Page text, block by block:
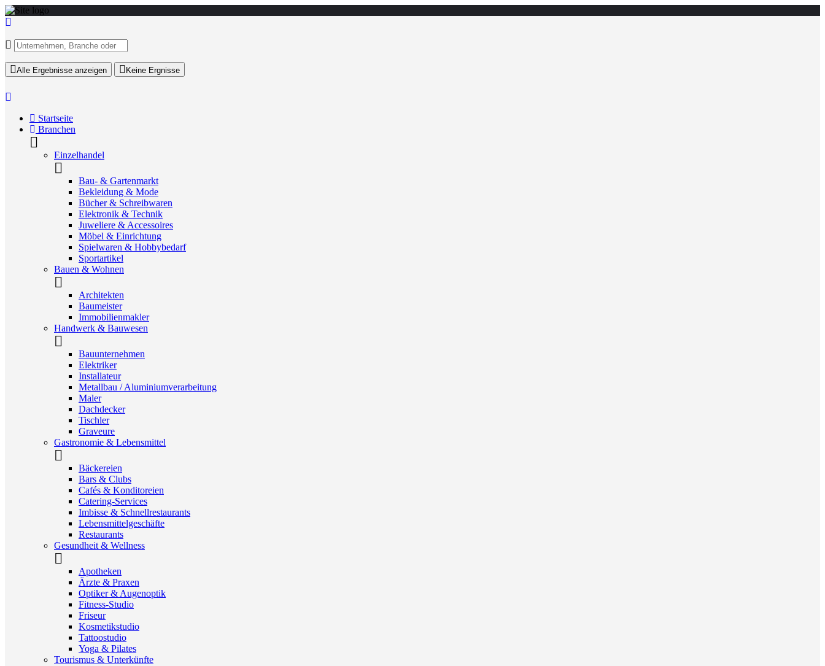
Alle Ergebnisse anzeigen Keine Ergnisse
Startseite
Branchen
Einzelhandel
Bau- & Gartenmarkt
Bekleidung & Mode
Bücher & Schreibwaren
Elektronik & Technik
Juweliere & Accessoires
Möbel & Einrichtung
Spielwaren & Hobbybedarf
Sportartikel
Bauen & Wohnen
Architekten
Baumeister
Immobilienmakler
Handwerk & Bauwesen
Bauunternehmen
Elektriker
Installateur
Metallbau / Aluminiumverarbeitung
Maler
Dachdecker
Tischler
Graveure
Gastronomie & Lebensmittel
Bäckereien
Bars & Clubs
Cafés & Konditoreien
Catering-Services
Imbisse & Schnellrestaurants
Lebensmittelgeschäfte
Restaurants
Gesundheit & Wellness
Apotheken
Ärzte & Praxen
Optiker & Augenoptik
Fitness-Studio
Friseur
Kosmetikstudio
Tattoostudio
Yoga & Pilates
Tourismus & Unterkünfte